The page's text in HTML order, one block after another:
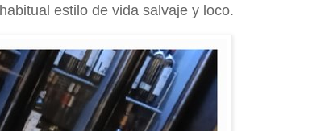
estilo de vida salvaje y loco.